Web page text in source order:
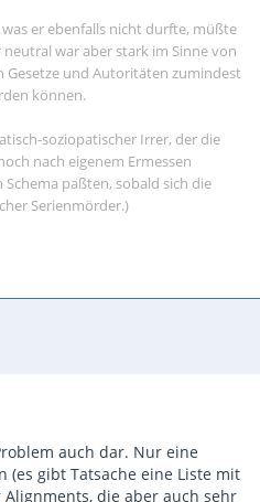
er ebenfalls nicht durfte, müßte
war aber stark im Sinne von
Gesetze und Autoritäten zumindest
können.
soziopatischer Irrer, der die
nach eigenem Ermessen
paßten, sobald sich die
Serienmörder.)
auch dar. Nur eine
(es gibt Tatsache eine Liste mit
die aber auch sehr